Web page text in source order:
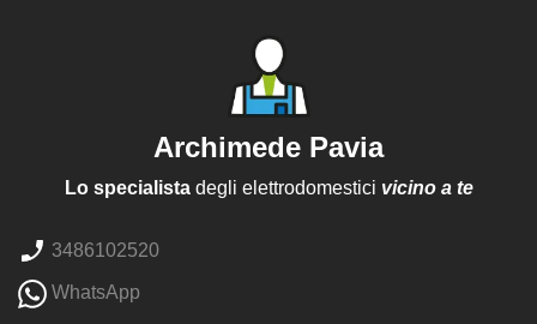
Archimede Pavia
Lo specialistadegli elettrodomestici vicino a te
3486102520
WhatsApp